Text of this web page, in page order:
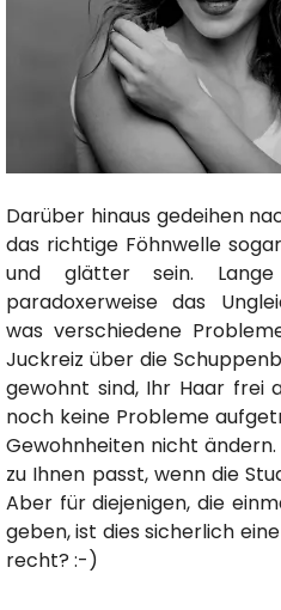
Darüber hinaus gedeihen
das richtige Föhnwelle
und glätter sein.
paradoxerweise das
was verschiedene
Juckreiz über die
gewohnt sind, Ihr Haar frei
noch keine Probleme
Gewohnheiten nicht
zu Ihnen passt, wenn die
Aber für diejenigen, die
geben, ist dies sicherlich
recht? :-)